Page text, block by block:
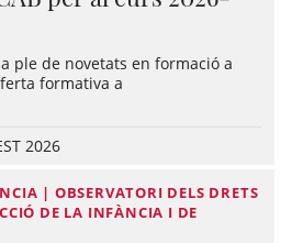
ple de novetats en formació a
formativa a
2026
| OBSERVATORI DELS DRETS
DE LA INFÀNCIA I DE